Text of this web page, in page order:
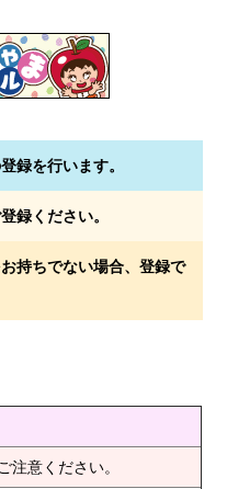
録を行います。
録ください。
持ちでない場合、登録で
意ください。